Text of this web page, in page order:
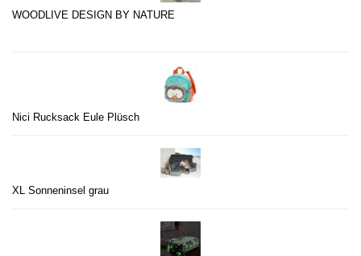
WOODLIVE DESIGN BY NATURE
Nici Rucksack Eule Plüsch
XL Sonneninsel grau